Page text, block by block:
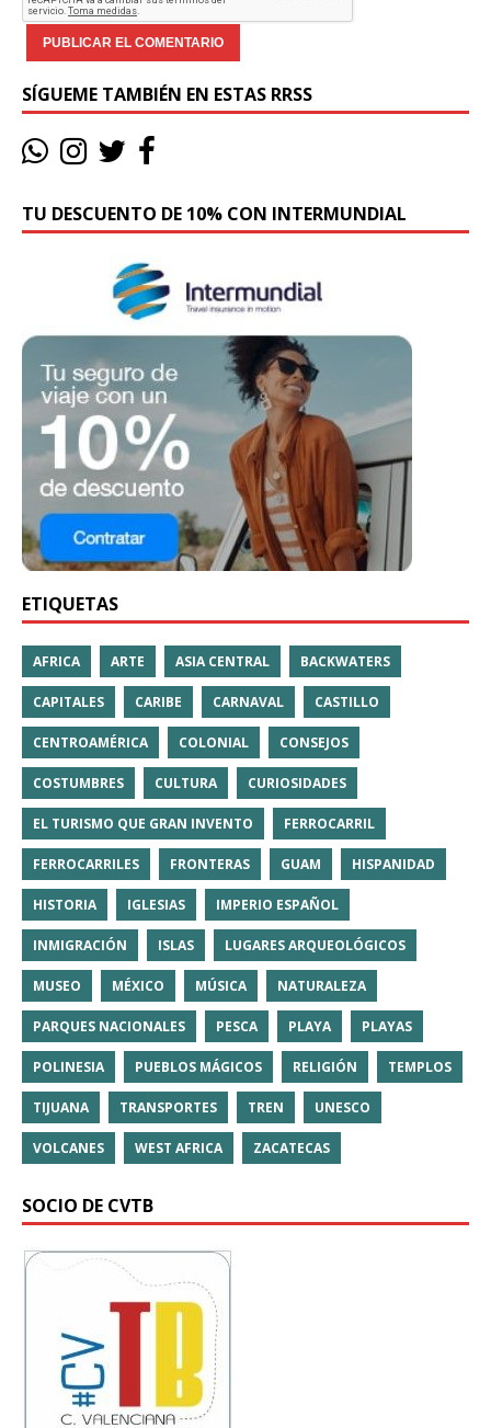
SÍGUEME TAMBIÉN EN ESTAS RRSS
TU DESCUENTO DE 10% CON INTERMUNDIAL
ETIQUETAS
AFRICA ARTE ASIA CENTRAL BACKWATERS
CAPITALES CARIBE CARNAVAL CASTILLO
CENTROAMÉRICA COLONIAL CONSEJOS
COSTUMBRES CULTURA CURIOSIDADES
EL TURISMO QUE GRAN INVENTO FERROCARRIL
FERROCARRILES FRONTERAS GUAM HISPANIDAD
HISTORIA IGLESIAS IMPERIO ESPAÑOL
INMIGRACIÓN ISLAS LUGARES ARQUEOLÓGICOS
MUSEO MÉXICO MÚSICA NATURALEZA
PARQUES NACIONALES PESCA PLAYA PLAYAS
POLINESIA PUEBLOS MÁGICOS RELIGIÓN TEMPLOS
TIJUANA TRANSPORTES TREN UNESCO
VOLCANES WEST AFRICA ZACATECAS
SOCIO DE CVTB